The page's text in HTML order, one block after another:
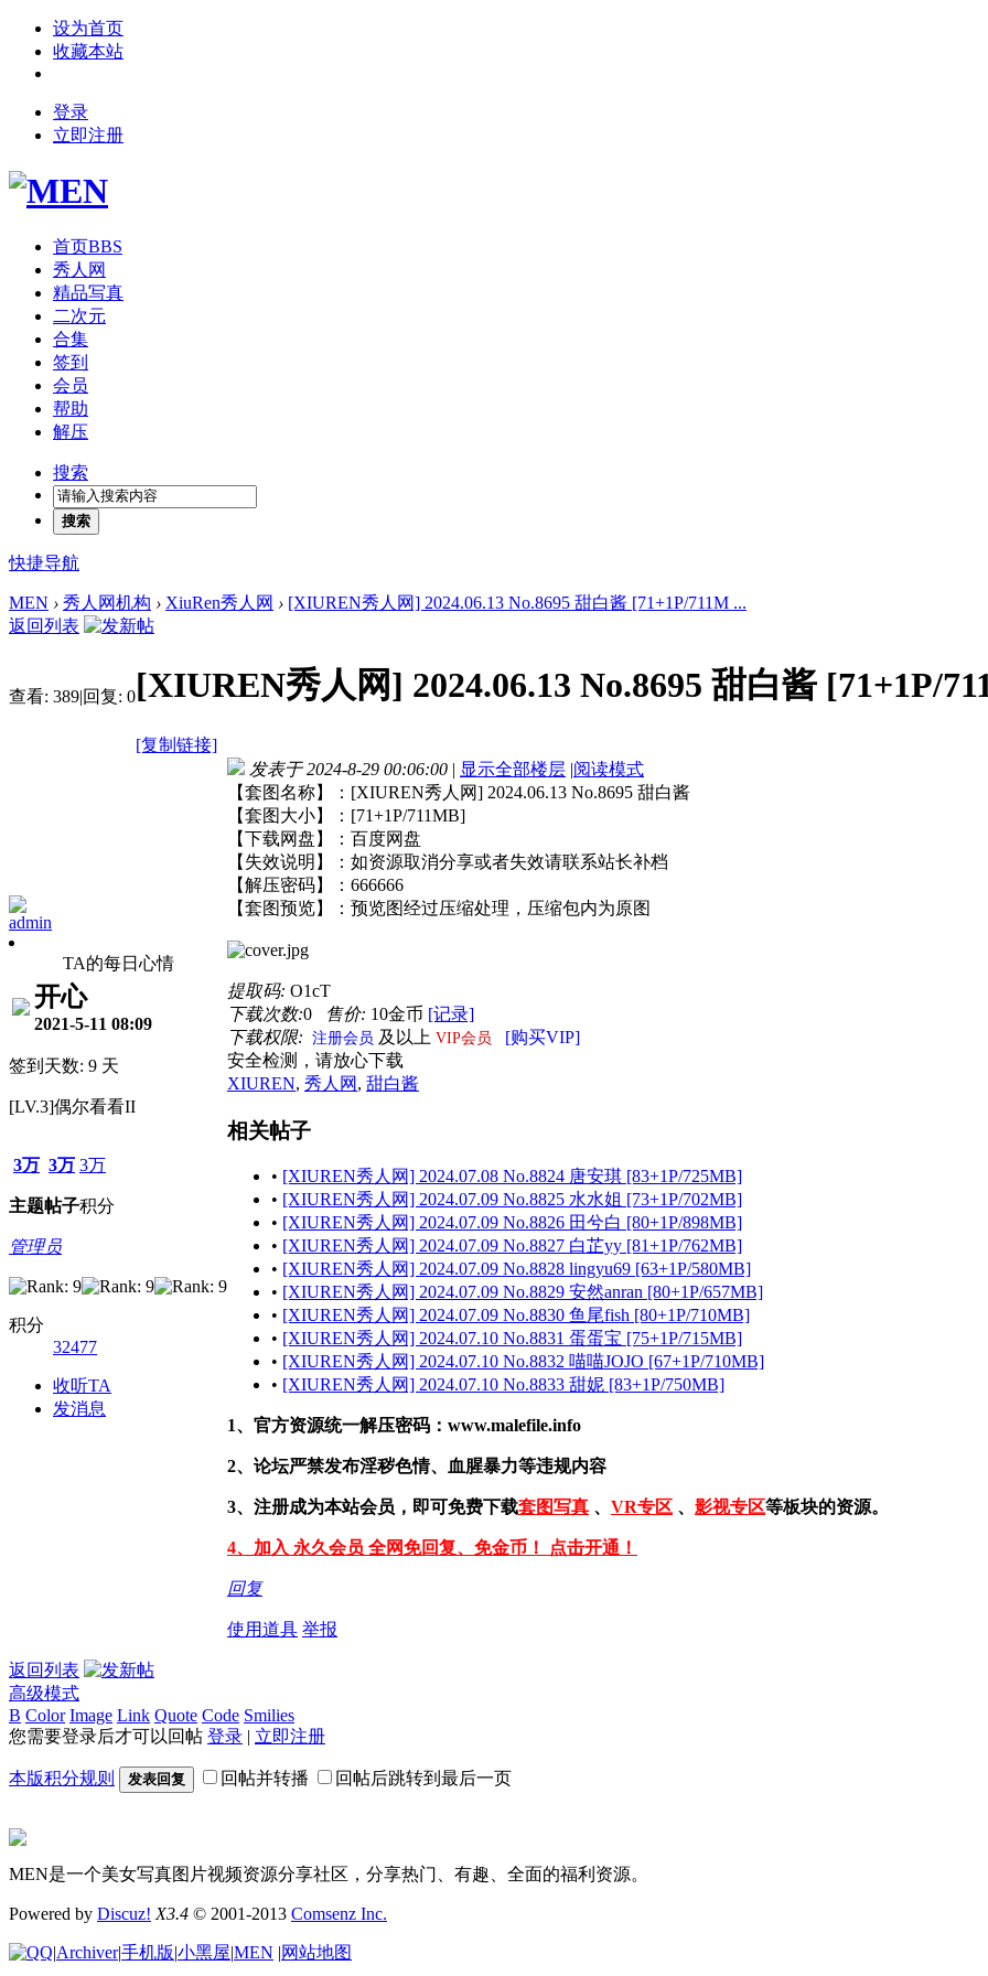
设为首页
收藏本站
登录
立即注册
首页BBS
秀人网
精品写真
二次元
合集
签到
会员
帮助
解压
搜索
搜索
快捷导航
MEN › 秀人网机构 › XiuRen秀人网 › [XIUREN秀人网] 2024.06.13 No.8695 甜白酱 [71+1P/711M ...
返回列表
查看: 389|回复: 0[XIUREN秀人网] 2024.06.13 No.8695 甜白酱 [71+1P/
[复制链接]
admin
TA的每日心情
开心
2021-5-11 08:09
签到天数: 9 天
[LV.3]偶尔看看II
3万
主题
3万
帖子
3万
积分
管理员
积分
32477
收听TA
发消息
发表于 2024-8-29 00:06:00 | 显示全部楼层 |阅读模式
【套图名称】：[XIUREN秀人网] 2024.06.13 No.8695 甜白酱
【套图大小】：[71+1P/711MB]
【下载网盘】：百度网盘
【失效说明】：如资源取消分享或者失效请联系站长补档
【解压密码】：666666
【套图预览】：预览图经过压缩处理，压缩包内为原图
提取码: O1cT
下载次数:0 售价: 10金币 [记录]
下载权限: 注册会员 及以上 VIP会员
[购买VIP]
安全检测，请放心下载
XIUREN, 秀人网 , 甜白酱
相关帖子
• [XIUREN秀人网] 2024.07.08 No.8824 唐安琪 [83+1P/725MB]
• [XIUREN秀人网] 2024.07.09 No.8825 水水姐 [73+1P/702MB]
• [XIUREN秀人网] 2024.07.09 No.8826 田兮白 [80+1P/898MB]
• [XIUREN秀人网] 2024.07.09 No.8827 白芷yy [81+1P/762MB]
• [XIUREN秀人网] 2024.07.09 No.8828 lingyu69 [63+1P/580MB]
• [XIUREN秀人网] 2024.07.09 No.8829 安然anran [80+1P/657MB]
• [XIUREN秀人网] 2024.07.09 No.8830 鱼尾fish [80+1P/710MB]
• [XIUREN秀人网] 2024.07.10 No.8831 蛋蛋宝 [75+1P/715MB]
• [XIUREN秀人网] 2024.07.10 No.8832 喵喵JOJO [67+1P/710MB]
• [XIUREN秀人网] 2024.07.10 No.8833 甜妮 [83+1P/750MB]
1、官方资源统一解压密码：www.malefile.info
2、论坛严禁发布淫秽色情、血腥暴力等违规内容
3、注册成为本站会员，即可免费下载套图写真 、 VR专区 、 影视专区等板块的资源。
4、加入 永久会员 全网免回复、免金币！ 点击开通！
回复
使用道具 举报
返回列表
高级模式
B Color Image Link Quote Code Smilies
您需要登录后才可以回帖 登录 | 立即注册
本版积分规则 发表回复 回帖并转播 回帖后跳转到最后一页
MEN是一个美女写真图片视频资源分享社区，分享热门、有趣、全面的福利资源。
Powered by Discuz! X3.4 © 2001-2013 Comsenz Inc.
|Archiver|手机版|小黑屋|MEN |网站地图